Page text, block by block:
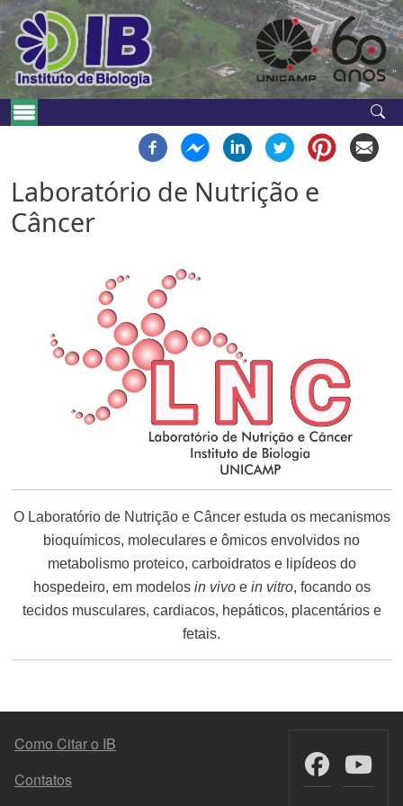
Pular para o conteúdo principal
Navegação principal
Laboratório de Nutrição e
Câncer
O Laboratório de Nutrição e Câncer estuda os mecanismos
bioquímicos, moleculares e ômicos envolvidos no
metabolismo proteico, carboidratos e lipídeos do
hospedeiro, em modelos in vivoe in vitro, focando os
tecidos musculares, cardiacos, hepáticos, placentários e
fetais.
MENU DO RODAPÉ
Como Citar o IB
Contatos